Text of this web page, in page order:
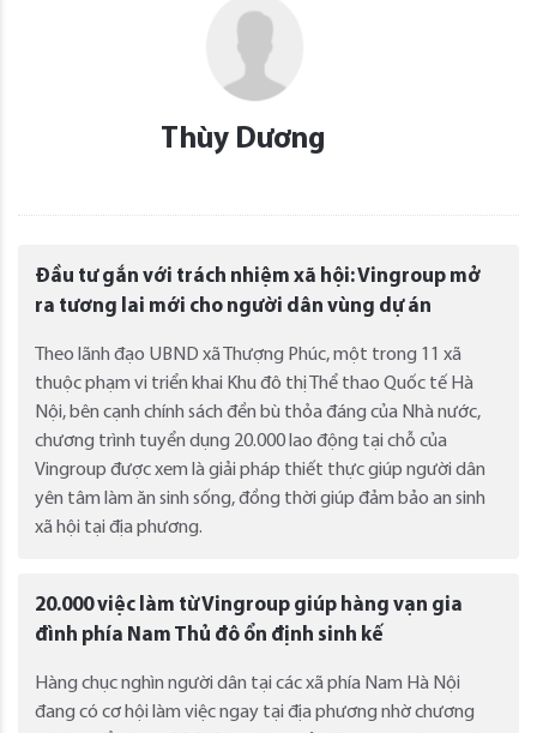
Thùy Dương
Đầu tư gắn với trách nhiệm xã hội: Vingroup mở
ra tương lai mới cho người dân vùng dự án
Theo lãnh đạo UBND xã Thượng Phúc, một trong 11 xã
thuộc phạm vi triển khai Khu đô thị Thể thao Quốc tế Hà
Nội, bên cạnh chính sách đền bù thỏa đáng của Nhà nước,
chương trình tuyển dụng 20.000 lao động tại chỗ của
Vingroup được xem là giải pháp thiết thực giúp người dân
yên tâm làm ăn sinh sống, đồng thời giúp đảm bảo an sinh
xã hội tại địa phương.
20.000 việc làm từ Vingroup giúp hàng vạn gia
đình phía Nam Thủ đô ổn định sinh kế
Hàng chục nghìn người dân tại các xã phía Nam Hà Nội
đang có cơ hội làm việc ngay tại địa phương nhờ chương